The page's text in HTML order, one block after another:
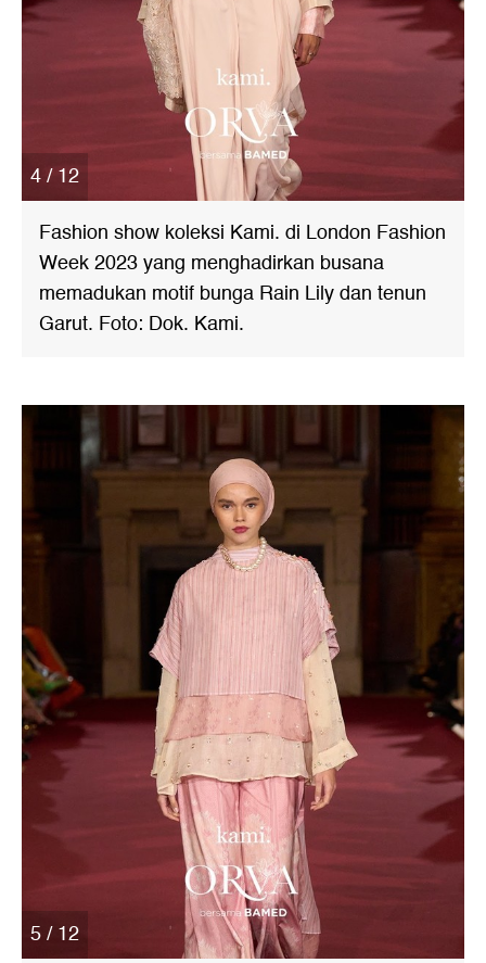
4 / 12
Fashion show koleksi Kami. di London Fashion
Week 2023 yang menghadirkan busana
memadukan motif bunga Rain Lily dan tenun
Garut. Foto: Dok. Kami.
5 / 12